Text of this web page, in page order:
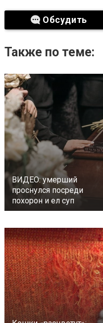
Обсудить
Также по теме:
ВИДЕО: умерший
проснулся посреди
похорон и ел суп